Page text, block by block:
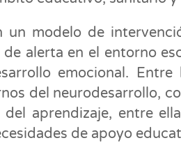
un modelo de
alerta en el entorno
emocional. Entre
del neurodesarrollo,
aprendizaje, entre
de apoyo